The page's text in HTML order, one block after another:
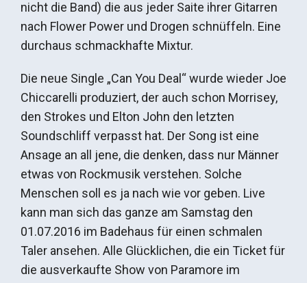
nicht die Band) die aus jeder Saite ihrer Gitarren
nach Flower Power und Drogen schnüffeln. Eine
durchaus schmackhafte Mixtur.
Die neue Single „Can You Deal“ wurde wieder Joe
Chiccarelli produziert, der auch schon Morrisey,
den Strokes und Elton John den letzten
Soundschliff verpasst hat. Der Song ist eine
Ansage an all jene, die denken, dass nur Männer
etwas von Rockmusik verstehen. Solche
Menschen soll es ja nach wie vor geben. Live
kann man sich das ganze am Samstag den
01.07.2016 im Badehaus für einen schmalen
Taler ansehen. Alle Glücklichen, die ein Ticket für
die ausverkaufte Show von Paramore im